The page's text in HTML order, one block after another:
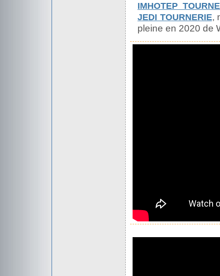
IMHOTEP
JEDI TOURNERIE,
pleine en 2020 de